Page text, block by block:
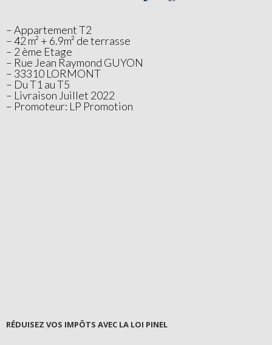
– Appartement T2
– 42 m² + 6.9m² de terrasse
– 2 ème Etage
– Rue Jean Raymond GUYON
– 33310 LORMONT
– Du T1 au T5
– Livraison Juillet 2022
– Promoteur: LP Promotion
RÉDUISEZ VOS IMPÔTS AVEC LA LOI PINEL